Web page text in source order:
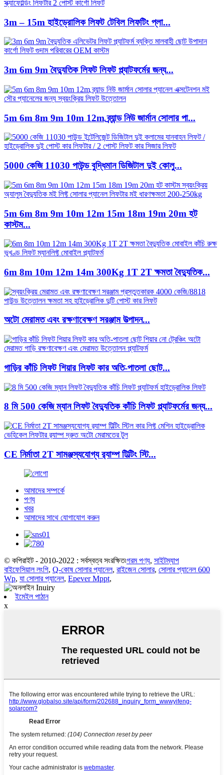
3m – 15m হাইড্রোলিক লিফট টেবিল লিফটিং প্লা...
3m 6m 9m বৈদ্যুতিক লিফট লিফট প্ল্যাটফর্মের জন্য...
5m 6m 8m 9m 10m 12m ব্র্যান্ড নিউ জার্মান সোলার পা...
5000 কেজি 11030 পাউন্ড বুদ্ধিমান ডিজিটাল দুই কোলু...
5m 6m 8m 9m 10m 12m 15m 18m 19m 20m হট
কাস্টম...
6m 8m 10m 12m 14m 300Kg 1T 2T ক্ষমতা বৈদ্যুতিক...
অটো মেরামত এবং রক্ষণাবেক্ষণ সরঞ্জাম উত্পাদন...
গাড়ির কাঁচি লিফট শিয়ার লিফট কার অতি-পাতলা ছোট...
8 মি 500 কেজি ম্যান লিফট বৈদ্যুতিক কাঁচি লিফট প্ল্যাটফর্মের জন্য...
CE নির্মাতা 2T সামঞ্জস্যযোগ্য র‌্যাম্প টিল্টিং স্টি...
আমাদের সম্পর্কে
পণ্য
খবর
আমাদের সাথে যোগাযোগ করুন
© কপিরাইট - 2010-2022 : সর্বস্বত্ব সংরক্ষিত৷গরম পণ্য, সাইটম্যাপ
বাইফেসিয়াল লংগি, Q-কোষ সোলার প্যানেল, রাইজেন সোলার, সোলার প্যানেল 600
Wp, যা সোলার প্যানেল, Epever Mppt,
ইমেইল পাঠান
x